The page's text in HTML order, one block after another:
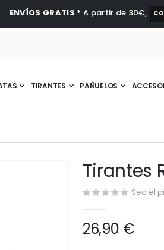
ENVÍOS GRATIS * A partir de 30€,
TIRANTES PAÑUELOS
Tirantes
Sea el
26,90 €